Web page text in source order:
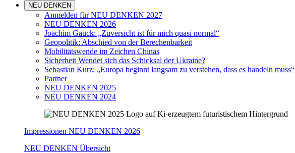
NEU DENKEN
Anmelden für NEU DENKEN 2027
NEU DENKEN 2026
Joachim Gauck: „Zuversicht ist für mich quasi normal“
Geopolitik: Abschied von der Berechenbarkeit
Mobilitätswende im Zeichen Chinas
Sicherheit Wendet sich das Schicksal der Ukraine?
Sebastian Kurz: „Europa beginnt langsam zu verstehen, dass es handeln muss“
Partner
NEU DENKEN 2025
NEU DENKEN 2024
Impressionen NEU DENKEN 2026
NEU DENKEN Übersicht